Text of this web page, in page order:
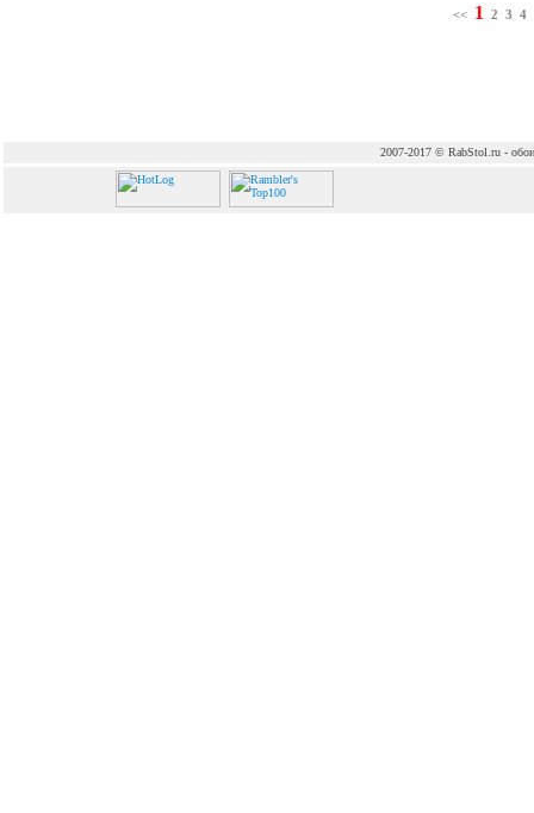
<< 1 2 3 4
2007-2017 © RabStol.ru - обои